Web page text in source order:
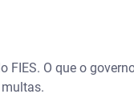
FIES. O que o